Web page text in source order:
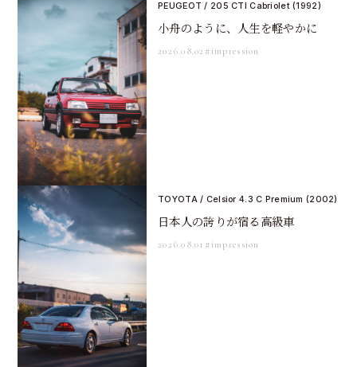
PEUGEOT / 205 CTI Cabriolet (1992)
小舟のように、人生を軽やかに
2026.08.02#impression
TOYOTA / Celsior 4.3 C Premium (2002)
日本人の誇りが宿る高級車
2026.08.01 #impression